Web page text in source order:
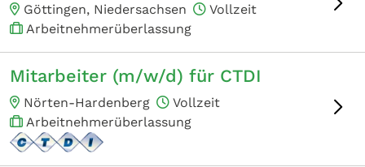
Göttingen, Niedersachsen
Vollzeit
Arbeitnehmerüberlassung
Mitarbeiter (m/w/d) für CTDI
Nörten-Hardenberg
Vollzeit
Arbeitnehmerüberlassung